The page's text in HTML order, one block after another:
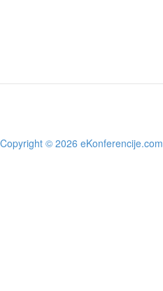
Copyright © 2026 eKonferencije.com